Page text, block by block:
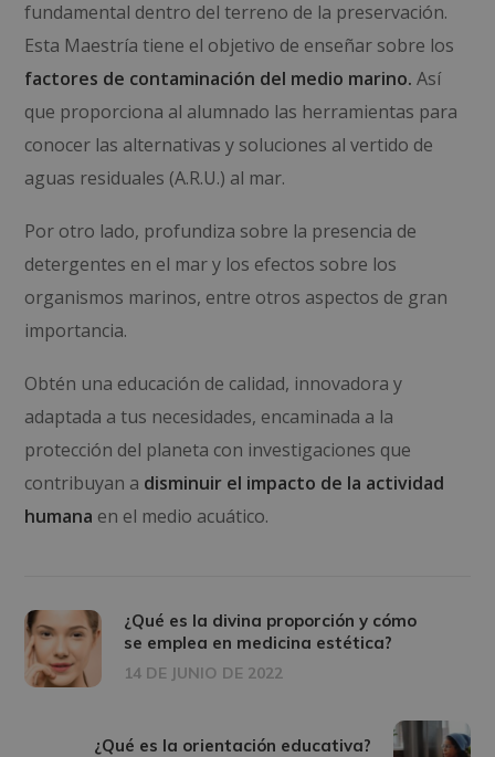
fundamental dentro del terreno de la preservación.
Esta Maestría tiene el objetivo de enseñar sobre los
factores de contaminación del medio marino.Así
que proporciona al alumnado las herramientas para
conocer las alternativas y soluciones al vertido de
aguas residuales (A.R.U.) al mar.
Por otro lado, profundiza sobre la presencia de
detergentes en el mar y los efectos sobre los
organismos marinos, entre otros aspectos de gran
importancia.
Obtén una educación de calidad, innovadora y
adaptada a tus necesidades, encaminada a la
protección del planeta con investigaciones que
contribuyan a disminuir el impacto de la actividad
humana en el medio acuático.
¿Qué es la divina proporción y cómo
se emplea en medicina estética?
14 DE JUNIO DE 2022
¿Qué es la orientación educativa?